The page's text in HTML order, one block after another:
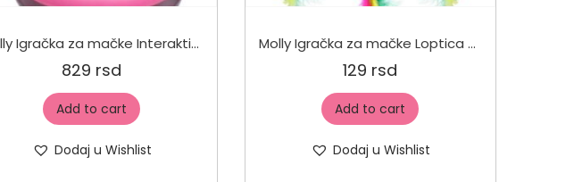
Molly Igračka za mačke Interaktivna sa lopticom
829 rsd
Add to cart
Dodaj u Wishlist
Molly Igračka za mačke Loptica sa šarenim perjem
129 rsd
Add to cart
Dodaj u Wishlist